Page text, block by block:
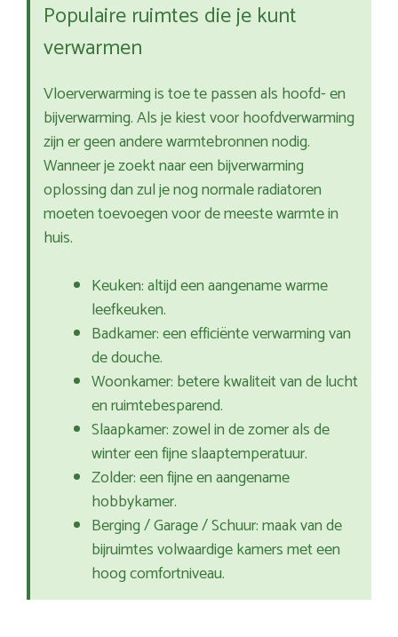
Populaire ruimtes die je kunt
verwarmen
Vloerverwarming is toe te passen als hoofd- en
bijverwarming. Als je kiest voor hoofdverwarming
zijn er geen andere warmtebronnen nodig.
Wanneer je zoekt naar een bijverwarming
oplossing dan zul je nog normale radiatoren
moeten toevoegen voor de meeste warmte in
huis.
Keuken: altijd een aangename warme
leefkeuken.
Badkamer: een efficiënte verwarming van
de douche.
Woonkamer: betere kwaliteit van de lucht
en ruimtebesparend.
Slaapkamer: zowel in de zomer als de
winter een fijne slaaptemperatuur.
Zolder: een fijne en aangename
hobbykamer.
Berging / Garage / Schuur: maak van de
bijruimtes volwaardige kamers met een
hoog comfortniveau.